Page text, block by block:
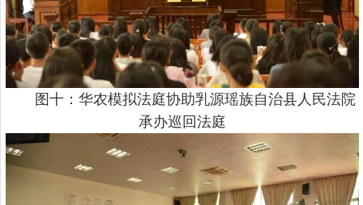
图十：华农模拟法庭协助乳源瑶族自治县人民法院
承办巡回法庭